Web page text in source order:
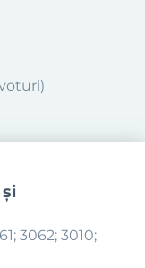
3062; 3010;